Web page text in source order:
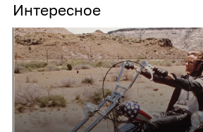
Интересное